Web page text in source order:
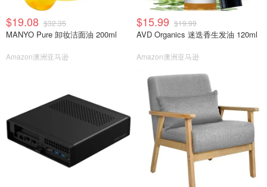
$19.08 $32.35
MANYO Pure 卸妆洁面油 200ml
Amazon澳洲亚马逊
$15.99 $19.99
AVD Organics 迷迭香生发油 120ml
Amazon澳洲亚马逊